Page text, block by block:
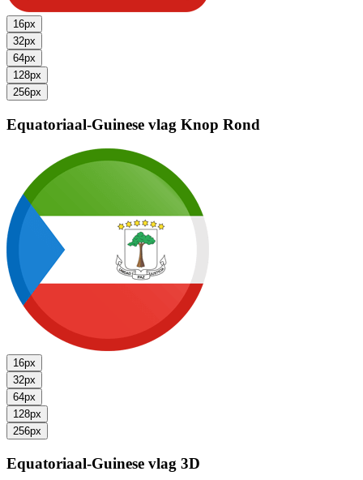
16px
32px
64px
128px
256px
Equatoriaal-Guinese vlag Knop Rond
16px
32px
64px
128px
256px
Equatoriaal-Guinese vlag 3D